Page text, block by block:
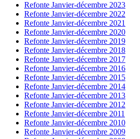
Refonte Janvier-décembre 2023
Refonte Janvier-décembre 2022
Refonte Janvier-décembre 2021
Refonte Janvier-décembre 2020
Refonte Janvier-décembre 2019
Refonte Janvier-décembre 2018
Refonte Janvier-décembre 2017
Refonte Janvier-décembre 2016
Refonte Janvier-décembre 2015
Refonte Janvier-décembre 2014
Refonte Janvier-décembre 2013
Refonte Janvier-décembre 2012
Refonte Janvier-décembre 2011
Refonte Janvier-décembre 2010
Refonte Janvier-décembre 2009